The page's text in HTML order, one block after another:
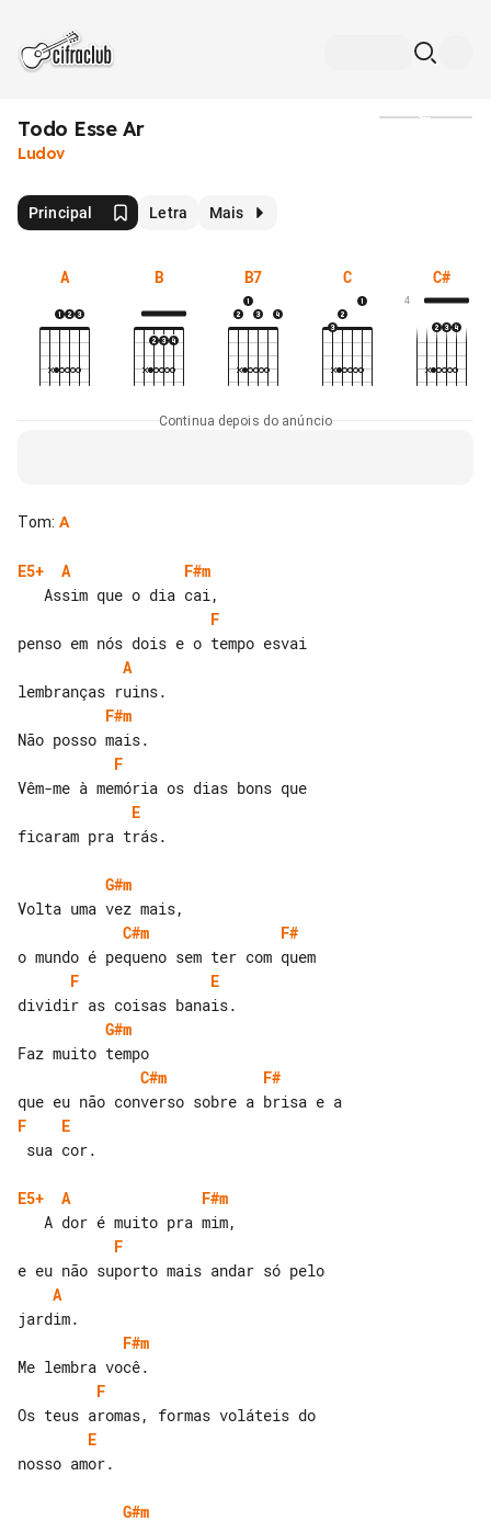
Todo Esse Ar
Ludov
Principal Letra Mais
A B B7 C C#
4
Continua depois do anúncio
Tom: A
E5+ A
F#m
F
A
F#m
F
E
ficaram pra trás.
G#m
C#m
F#
F
E
G#m
C#m
F#
F
E
E5+ A
F#m
F
A
F#m
F
E
nosso amor.
G#m